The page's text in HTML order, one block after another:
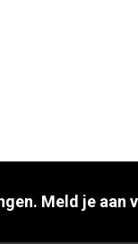
Meld je aan